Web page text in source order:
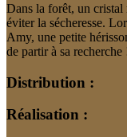
Dans la forêt, un cristal
éviter la sécheresse.
Amy, une petite
de partir à sa recherche
Distribution :
Réalisation :